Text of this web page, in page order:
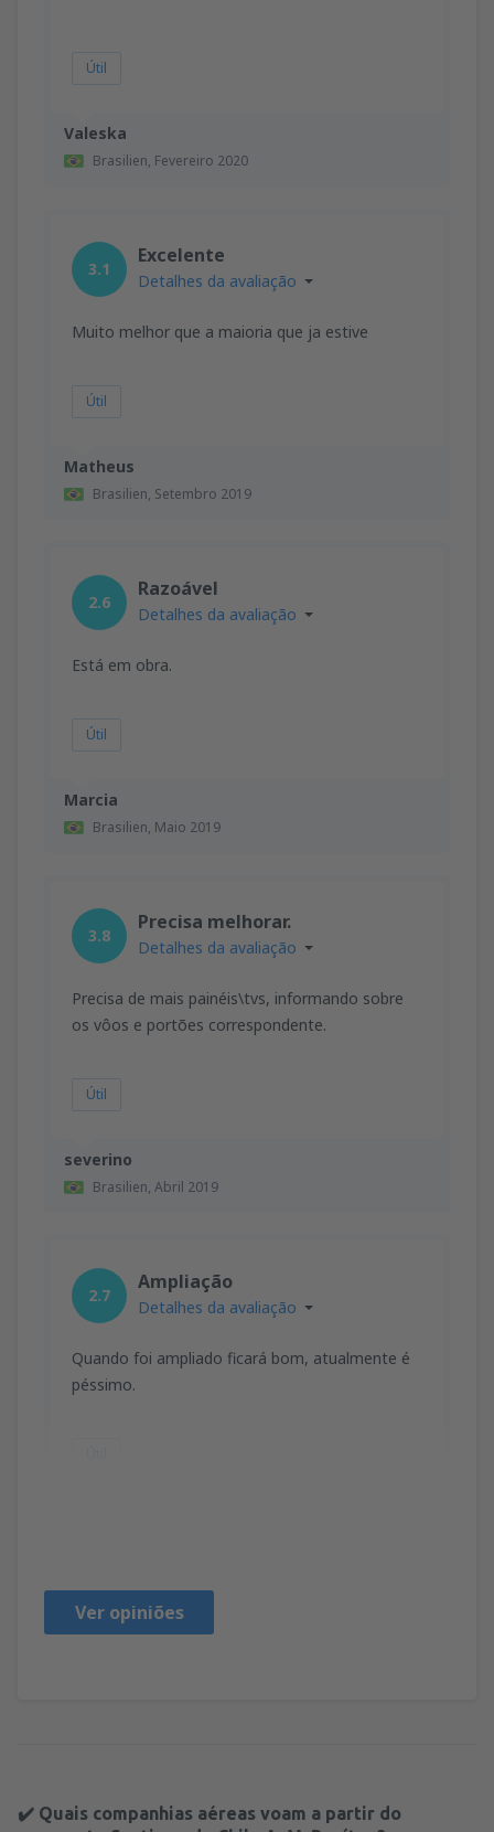
Valeska
Brasilien, Fevereiro 2020
Útil
Matheus
Brasilien, Setembro 2019
3.1
Excelente
Detalhes da avaliação
Muito melhor que a maioria que ja estive
Útil
Marcia
Brasilien, Maio 2019
2.6
Razoável
Detalhes da avaliação
Está em obra.
Útil
severino
Brasilien, Abril 2019
3.8
Precisa melhorar.
Detalhes da avaliação
Precisa de mais painéis\tvs, informando sobre
os vôos e portões correspondente.
Útil
2.7
Ampliação
Detalhes da avaliação
Quando foi ampliado ficará bom, atualmente é
péssimo.
Ver opiniões
✔️ Quais companhias aéreas voam a partir do